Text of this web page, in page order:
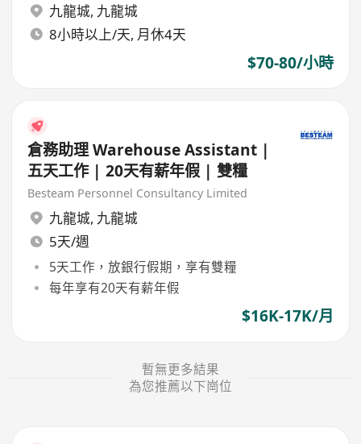
九龍城, 九龍城
8小時以上/天, 月休4天
$70-80/小時
倉務助理 Warehouse Assistant |
五天工作 | 20天有薪年假 | 雙糧
Besteam Personnel Consultancy Limited
九龍城, 九龍城
5天/週
5天工作，放銀行假期，享有雙糧
每年享有20天有薪年假
$16K-17K/月
暫無更多結果
為您推薦以下崗位